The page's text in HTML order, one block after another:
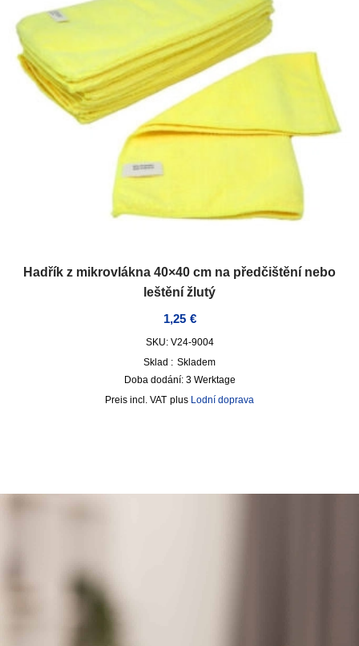
Hadřík z mikrovlákna 40×40 cm na předčištění nebo
leštění žlutý
1,25 €
SKU: V24-9004
Sklad : Skladem
Doba dodání: 3 Werktage
incl. VAT plus Lodní doprava